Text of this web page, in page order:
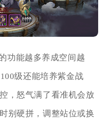
功能越多养成空间越
级还能培养紫金战
，怒气满了看准机会放
别硬拼，调整站位或换